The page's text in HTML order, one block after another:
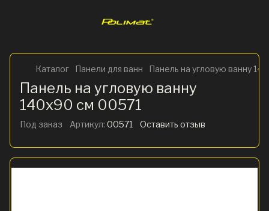
Каталог Панели для ванн Панель на угловую ванну
Панель на угловую ванну
140x90 см 00571
Под заказ Артикул: 00571 Оставить отзыв